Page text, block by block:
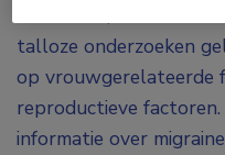
talloze onderzoeken
op vrouwgerelateerde
reproductieve
informatie over